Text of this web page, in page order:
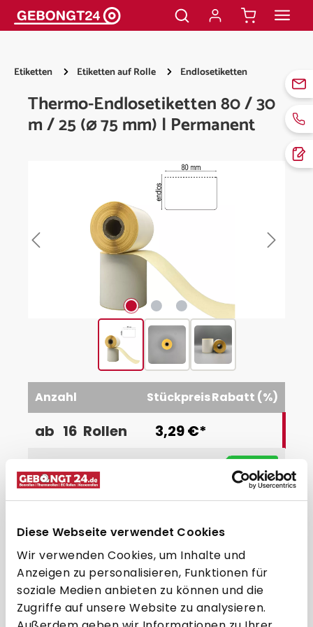
Diese Webseite verwendet Cookies
Wir verwenden Cookies, um Inhalte und
Anzeigen zu personalisieren, Funktionen für
soziale Medien anbieten zu können und die
Zugriffe auf unsere Website zu analysieren.
springen
Etiketten Etiketten auf Rolle Endlosetiketten
Thermo-Endlosetiketten 80 / 30
m / 25 (⌀ 75 mm) | Permanent
Bildergalerie überspringen
Anzahl StückpreisRabatt (%)
ab 16 Rollen 3,29 €*
2,99 €*
ab 48 Rollen 2,79 €* -15.2%
ab 64 Rollen 2,59 €*
ab 128 Rollen 2,39 €* -27.4%
ab 256 Rollen 2,19 €* -33.4